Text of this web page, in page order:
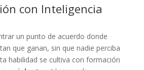
con Inteligencia
un punto de acuerdo donde
que ganan, sin que nadie perciba
habilidad se cultiva con formación